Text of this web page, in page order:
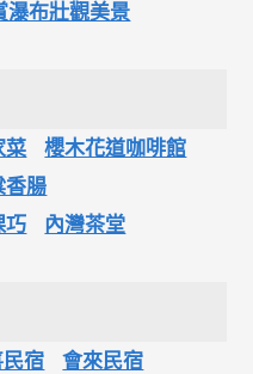
瀑布壯觀美景
菜
櫻木花道咖啡館
香腸
巧
內灣茶堂
宿
會來民宿